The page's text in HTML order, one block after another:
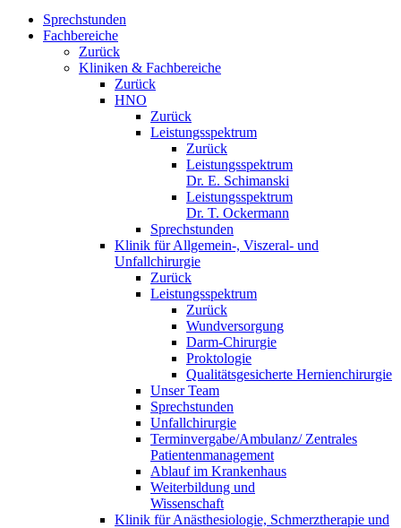
Sprechstunden
Fachbereiche
Zurück
Kliniken & Fachbereiche
Zurück
HNO
Zurück
Leistungsspektrum
Zurück
Leistungsspektrum
Dr. E. Schimanski
Leistungsspektrum
Dr. T. Ockermann
Sprechstunden
Klinik für Allgemein-, Viszeral- und
Unfallchirurgie
Zurück
Leistungsspektrum
Zurück
Wundversorgung
Darm-Chirurgie
Proktologie
Qualitätsgesicherte Hernienchirurgie
Unser Team
Sprechstunden
Unfallchirurgie
Terminvergabe/Ambulanz/ Zentrales
Patientenmanagement
Ablauf im Krankenhaus
Weiterbildung und
Wissenschaft
Klinik für Anästhesiologie, Schmerztherapie und